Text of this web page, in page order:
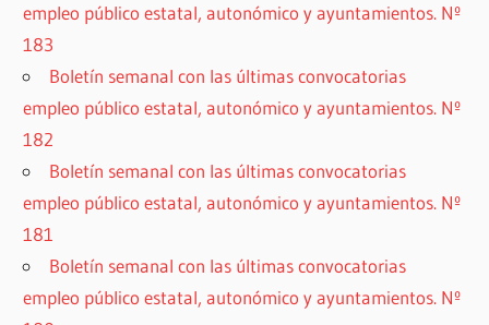
empleo público estatal, autonómico y ayuntamientos. Nº
183
Boletín semanal con las últimas convocatorias
empleo público estatal, autonómico y ayuntamientos. Nº
182
Boletín semanal con las últimas convocatorias
empleo público estatal, autonómico y ayuntamientos. Nº
181
Boletín semanal con las últimas convocatorias
empleo público estatal, autonómico y ayuntamientos. Nº